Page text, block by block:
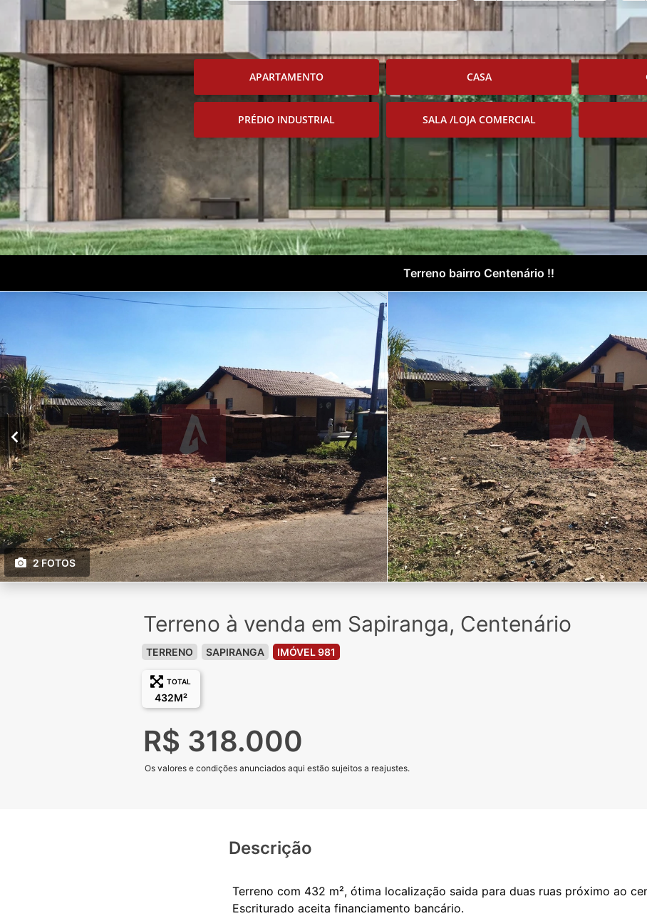
APARTAMENTO CASA
PRÉDIO INDUSTRIAL SALA /LOJA COMERCIAL
Terreno bairro Centenário !!
2 FOTOS
Terreno à venda em Sapiranga, Centenário
TERRENO SAPIRANGA IMÓVEL 981
TOTAL
432M²
R$ 318.000
Os valores e condições anunciados aqui estão sujeitos a reajustes.
Descrição
Terreno com 432 m², ótima localização saida para duas ruas próximo ao